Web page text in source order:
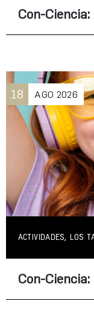
Con-
18 AGO 2026
ACTIVIDADES, LOS
Con-